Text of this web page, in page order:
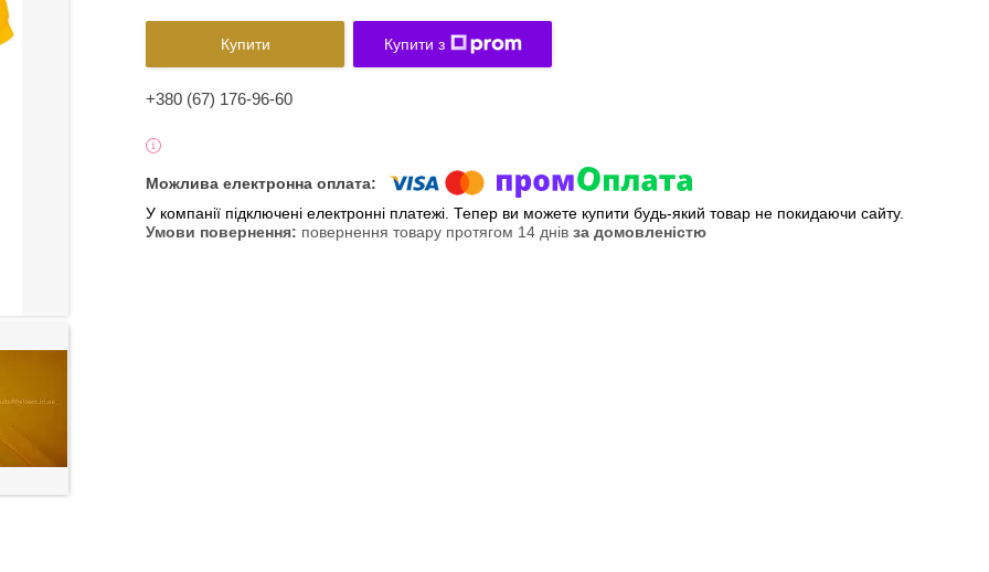
Купити Купити з
+380 (67) 176-96-60
У компанії підключені електронні платежі. Тепер ви можете купити будь-який товар не покидаючи сайту.
повернення товару протягом 14 днів за домовленістю